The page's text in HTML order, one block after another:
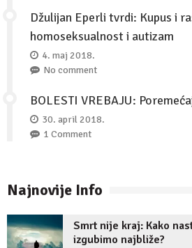
Džulijan Eperli tvrdi: Kupus i
homoseksualnost i autizam
4. maj 2018.
No comment
BOLESTI VREBAJU:
30. april 2018.
1 Comment
Najnovije Info
Smrt nije kraj: Kako
izgubimo najbliže?